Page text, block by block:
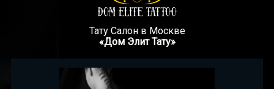
Тату Салон в Москве
«Дом Элит Тату»